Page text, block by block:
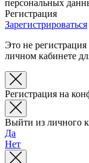
персональных
Регистрация
Зарегистрироваться
Это не
личном кабинете
Регистрация на
Выйти из личного
Да
Нет